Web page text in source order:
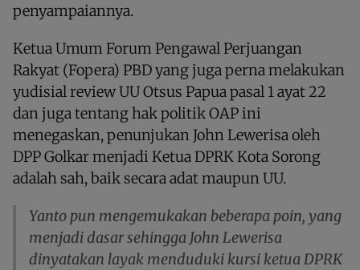
penyampaiannya.
Ketua Umum Forum Pengawal Perjuangan
Rakyat (Fopera) PBD yang juga perna melakukan
yudisial review UU Otsus Papua pasal 1 ayat 22
dan juga tentang hak politik OAP ini
menegaskan, penunjukan John Lewerisa oleh
DPP Golkar menjadi Ketua DPRK Kota Sorong
adalah sah, baik secara adat maupun UU.
Yanto pun mengemukakan beberapa poin, yang
menjadi dasar sehingga John Lewerisa
dinyatakan layak menduduki kursi ketua DPRK